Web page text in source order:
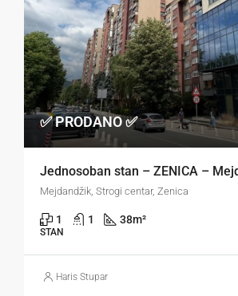
✅ PRODANO ✅
Mejdandžik, Strogi centar, Zenica
1 1 38m²
STAN
Haris Stupar